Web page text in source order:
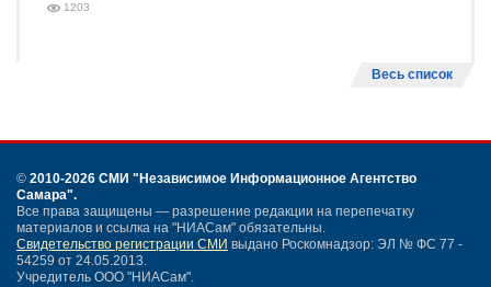
1203
Весь список
© 2010-2026 СМИ "Независимое Информационное Агентство
Самара".
Все права защищены — разрешение редакции на перепечатку
материалов и ссылка на "НИАСам" обязательны.
Свидетельство регистрации СМИ выдано Роскомнадзор: ЭЛ № ФС 77 -
54259 от 24.05.2013.
Учредитель ООО "НИАСам".